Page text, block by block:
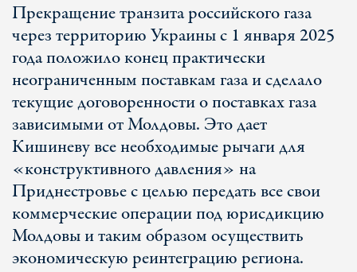
Прекращение транзита российского газа
через территорию Украины с 1 января 2025
года положило конец практически
неограниченным поставкам газа и сделало
текущие договоренности о поставках газа
зависимыми от Молдовы. Это дает
Кишиневу все необходимые рычаги для
«конструктивного давления» на
Приднестровье с целью передать все свои
коммерческие операции под юрисдикцию
Молдовы и таким образом осуществить
экономическую реинтеграцию региона.